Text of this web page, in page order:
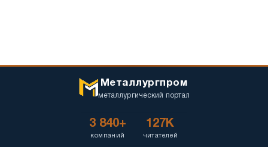
Металлургпром
металлургический портал
3 840+
компаний
127K
читателей